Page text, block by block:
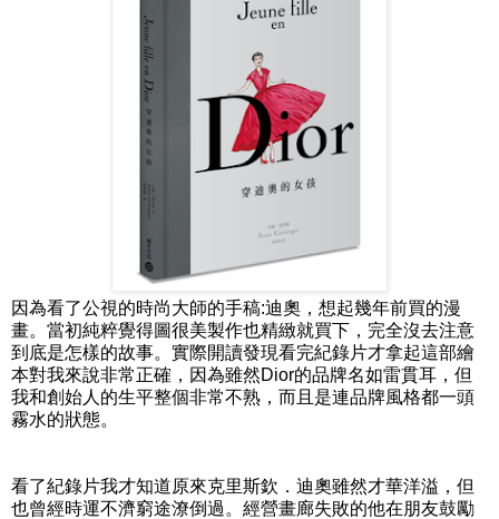
因為看了公視的時尚大師的手稿:迪奧，想起幾年前買的漫
畫。當初純粹覺得圖很美製作也精緻就買下，完全沒去注意
到底是怎樣的故事。實際開讀發現看完紀錄片才拿起這部繪
本對我來說非常正確，因為雖然Dior的品牌名如雷貫耳，但
我和創始人的生平整個非常不熟，而且是連品牌風格都一頭
霧水的狀態。
看了紀錄片我才知道原來克里斯欽．迪奧雖然才華洋溢，但
也曾經時運不濟窮途潦倒過。經營畫廊失敗的他在朋友鼓勵